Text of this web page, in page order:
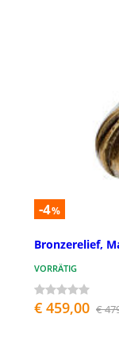
-4%
Bronzerelief,
VORRÄTIG
€ 459,00 €